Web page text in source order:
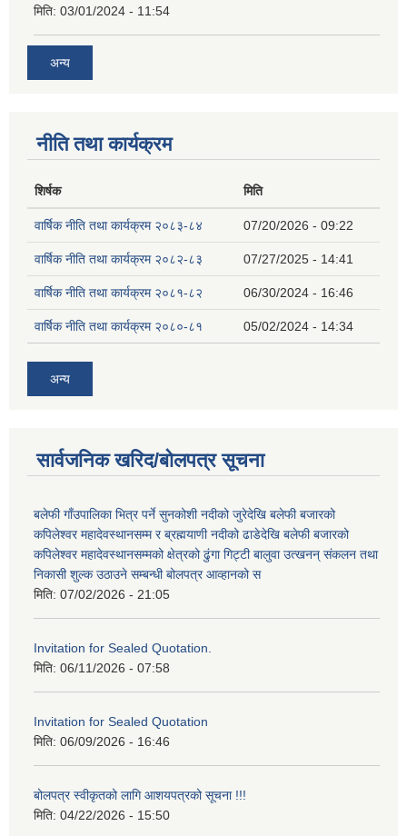
मिति: 03/01/2024 - 11:54
अन्य
नीति तथा कार्यक्रम
शिर्षक मिति
वार्षिक नीति तथा कार्यक्रम २०८३-८४ 07/20/2026 - 09:22
वार्षिक नीति तथा कार्यक्रम २०८२-८३ 07/27/2025 - 14:41
वार्षिक नीति तथा कार्यक्रम २०८१-८२ 06/30/2024 - 16:46
वार्षिक नीति तथा कार्यक्रम २०८०-८१ 05/02/2024 - 14:34
अन्य
सार्वजनिक खरिद/बोलपत्र सूचना
बलेफी गाँउपालिका भित्र पर्ने सुनकोशी नदीको जुरेदेखि बलेफी बजारको
कपिलेश्वर महादेवस्थानसम्म र ब्रह्मयाणी नदीको ढाडेदेखि बलेफी बजारको
कपिलेश्वर महादेवस्थानसम्मको क्षेत्रको ढुंगा गिट्टी बालुवा उत्खनन् संकलन तथा
निकासी शुल्क उठाउने सम्बन्धी बोलपत्र आव्हानको स
मिति: 07/02/2026 - 21:05
Invitation for Sealed Quotation.
मिति: 06/11/2026 - 07:58
Invitation for Sealed Quotation
मिति: 06/09/2026 - 16:46
बोलपत्र स्वीकृतको लागि आशयपत्रको सूचना !!!
मिति: 04/22/2026 - 15:50